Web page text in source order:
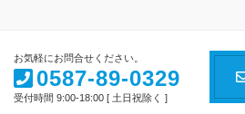
お気軽にお問合せください。
0587-89-0329
受付時間 9:00-18:00 [ 土日祝除く ]